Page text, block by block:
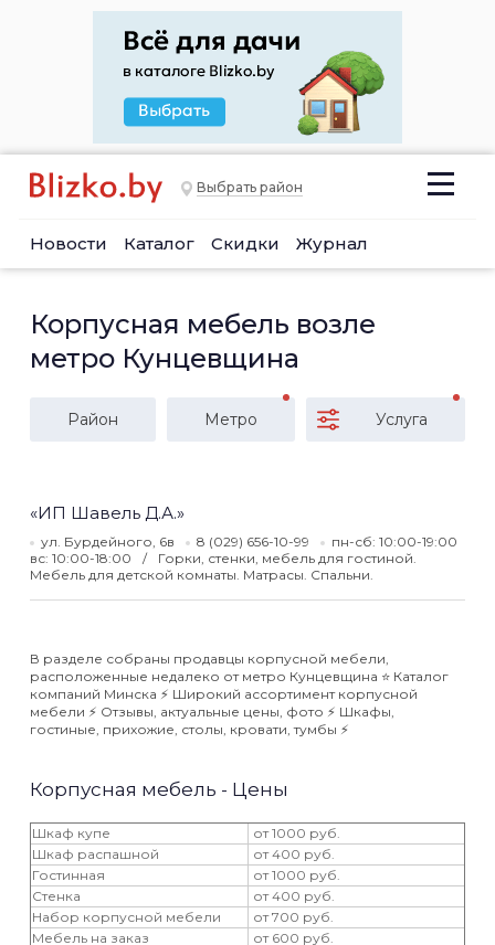
Выбрать район
Новости Каталог Скидки Журнал
Корпусная мебель возле
метро Кунцевщина
Район Метро Услуга
«ИП Шавель Д.А.»
ул. Бурдейного, 6в 8 (029) 656-10-99
пн-сб: 10:00-19:00
вс: 10:00-18:00
Горки, стенки, мебель для гостиной.
Мебель для детской комнаты. Матрасы. Спальни.
В разделе собраны продавцы корпусной мебели,
расположенные недалеко от метро Кунцевщина ⭐️ Каталог
компаний Минска ⚡️ Широкий ассортимент корпусной
мебели ⚡️ Отзывы, актуальные цены, фото ⚡️ Шкафы,
гостиные, прихожие, столы, кровати, тумбы ⚡️
Корпусная мебель - Цены
Шкаф купе
от 1000 руб.
Шкаф распашной
от 400 руб.
Гостинная
от 1000 руб.
Стенка
от 400 руб.
Набор корпусной мебели
от 700 руб.
Мебель на заказ
от 600 руб.